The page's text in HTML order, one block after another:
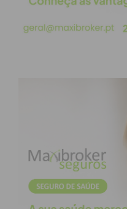
centros hospitalares
população superior a
diretora Clínica, Filipa
apresentação dos
Subscreva